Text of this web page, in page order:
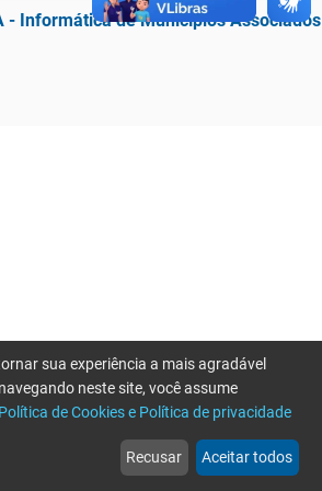
- Informática de Municípios Associados
web
Notícias
more_horiz
Mais
sua experiência a mais agradável
neste site, você assume
Política de Cookies e Política de privacidade
Recusar Aceitar todos
por favor tente novamente